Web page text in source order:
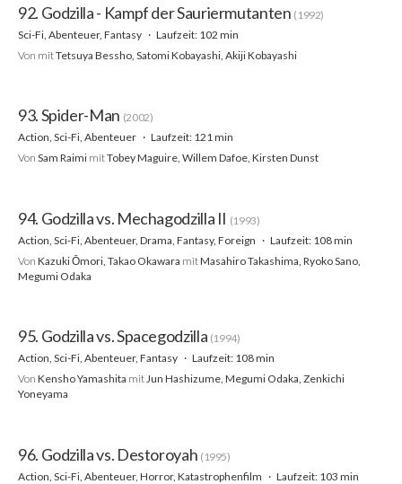
92. Godzilla - Kampf der Sauriermutanten (1992)
Sci-Fi, Abenteuer, Fantasy
Laufzeit: 102 min
Von mitTetsuya Bessho, Satomi Kobayashi, Akiji Kobayashi
93. Spider-Man (2002)
Action, Sci-Fi, Abenteuer
Laufzeit: 121 min
Von Sam Raimi mitTobey Maguire, Willem Dafoe, Kirsten Dunst
94. Godzilla vs. Mechagodzilla II (1993)
Action, Sci-Fi, Abenteuer, Drama, Fantasy, Foreign
Laufzeit: 108 min
Von Kazuki Ōmori, Takao Okawara mitMasahiro Takashima, Ryoko Sano,
Megumi Odaka
95. Godzilla vs. Spacegodzilla (1994)
Action, Sci-Fi, Abenteuer, Fantasy
Laufzeit: 108 min
Von Kensho Yamashita mitJun Hashizume, Megumi Odaka, Zenkichi
Yoneyama
96. Godzilla vs. Destoroyah (1995)
Action, Sci-Fi, Abenteuer, Horror, Katastrophenfilm
Laufzeit: 103 min